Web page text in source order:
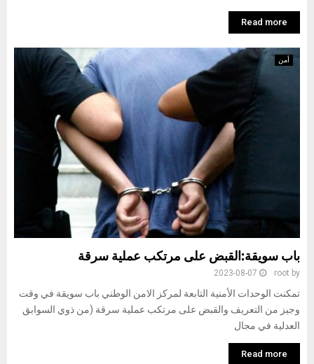
Read more
أمن
باب سويقة:القبض على مرتكب عملية سرقة
by
root
2023-08-07
تمكنت الوحدات الأمنية التابعة لمركز الامن الوطني باب سويقة في وقت
وجيز من التعريف والقبض على مرتكب عملية سرقة (من ذوي السوابق
العدلية في مجال
Read more